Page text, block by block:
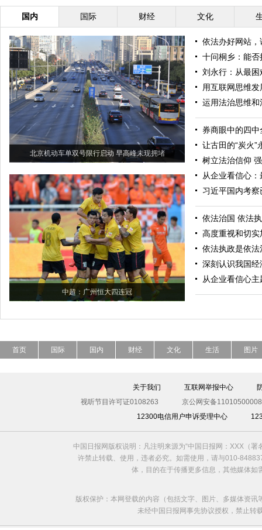
国内 国际 财经 文化
北京机动车单双号限行启动 早高峰未现拥堵
中超：广州恒大四连冠
依法办好网站
十问桐乡：能
刘永行：从最困
用互联网思维
运用法治思维
券商眼中的四中
让古田的“炭火”
树立法治信仰
从企业看信心
习近平国内考
依法治国 依法
高度重视和切
依法执政是依法
深刻认识我国
从企业看信心
首页 国际 国内 财经 文化 生活 图片
关于我们 互联网举报中心
视听节目许可证0108263
京公网安备
12300电信用户申诉受理中心
中国日报网版权说明：凡注明来源为“中国日报网：XXX（
许禁止转载、使用，违者必究。如需使用，请与010-
体，目的在于传播更多信息，其他媒体
版权保护：本网登载的内容（包括文字、图片、多媒体资
未经中国日报网事先协议授权，禁止转